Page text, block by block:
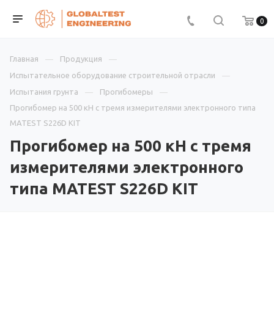
0
Главная
Продукция
Испытательное оборудование строительной отрасли
Испытания грунта
Прогибомеры
Прогибомер на 500 кН с тремя измерителями электронного типа
MATEST S226D KIT
Прогибомер на 500 кН с тремя
измерителями электронного
типа MATEST S226D KIT